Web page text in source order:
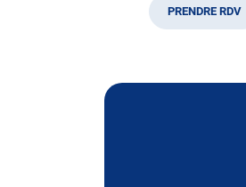
PRENDRE RDV